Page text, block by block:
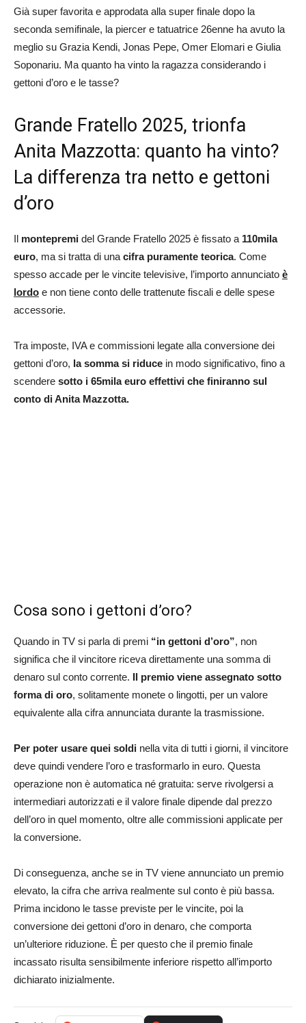
Già super favorita e approdata alla super finale dopo la
seconda semifinale, la piercer e tatuatrice 26enne ha avuto la
meglio su Grazia Kendi, Jonas Pepe, Omer Elomari e Giulia
Soponariu. Ma quanto ha vinto la ragazza considerando i
gettoni d’oro e le tasse?
Grande Fratello 2025, trionfa
Anita Mazzotta: quanto ha vinto?
La differenza tra netto e gettoni
d’oro
Il montepremi del Grande Fratello 2025 è fissato a 110mila
euro, ma si tratta di una cifra puramente teorica. Come
spesso accade per le vincite televisive, l’importo annunciato è
lordo e non tiene conto delle trattenute fiscali e delle spese
accessorie.
Tra imposte, IVA e commissioni legate alla conversione dei
gettoni d’oro, la somma si riduce in modo significativo, fino a
scendere sotto i 65mila euro effettivi che finiranno sul
conto di Anita Mazzotta.
Cosa sono i gettoni d’oro?
Quando in TV si parla di premi “in gettoni d’oro”, non
significa che il vincitore riceva direttamente una somma di
denaro sul conto corrente.
Il premio viene assegnato sotto
forma di oro, solitamente monete o lingotti, per un valore
equivalente alla cifra annunciata durante la trasmissione.
Per poter usare quei soldi nella vita di tutti i giorni, il vincitore
deve quindi vendere l’oro e trasformarlo in euro. Questa
operazione non è automatica né gratuita: serve rivolgersi a
intermediari autorizzati e il valore finale dipende dal prezzo
dell’oro in quel momento, oltre alle commissioni applicate per
la conversione.
Di conseguenza, anche se in TV viene annunciato un premio
elevato, la cifra che arriva realmente sul conto è più bassa.
Prima incidono le tasse previste per le vincite, poi la
conversione dei gettoni d’oro in denaro, che comporta
un’ulteriore riduzione. È per questo che il premio finale
incassato risulta sensibilmente inferiore rispetto all’importo
dichiarato inizialmente.